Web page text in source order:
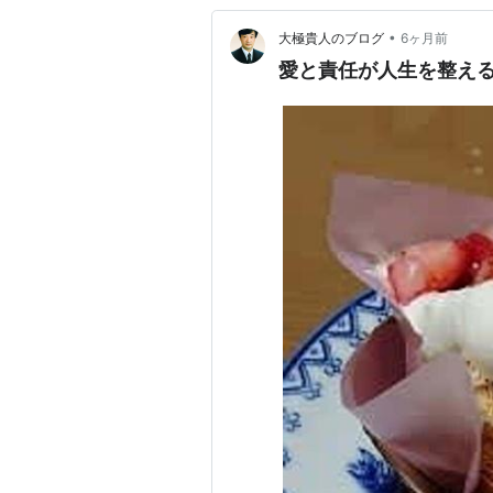
大極貴人のブログ • 6ヶ月前
愛と責任が人生を整え